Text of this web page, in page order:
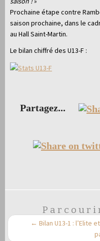
Prochaine étape contre
saison prochaine, dans le
au Hall Saint-Martin.
Le bilan chiffré des U13-F :
Partagez...
← Bilan U13-1 : l’Elite